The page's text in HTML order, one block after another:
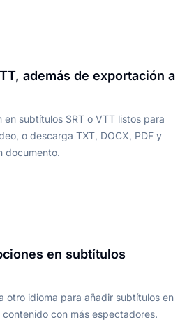
además de exportación a
subtítulos SRT o VTT listos para
o descarga TXT, DOCX, PDF y
documento.
en subtítulos
otro idioma para añadir subtítulos en
con más espectadores.